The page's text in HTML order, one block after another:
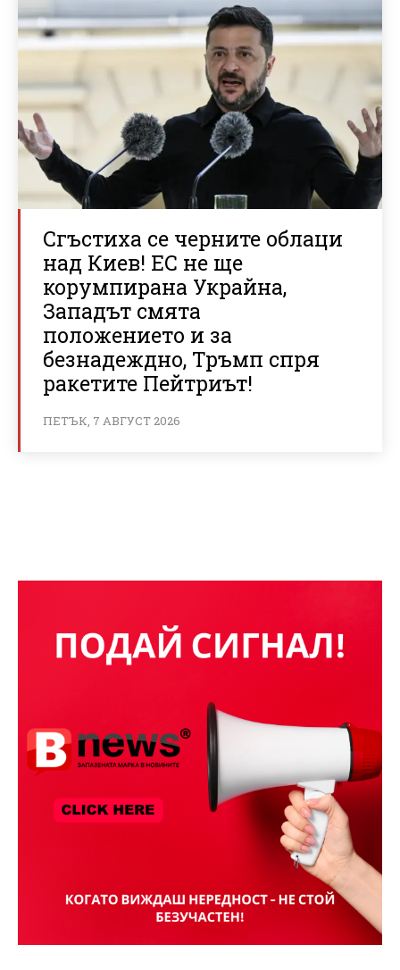
Сгъстиха се черните облаци
над Киев! ЕС не ще
корумпирана Украйна,
Западът смята
положението и за
безнадеждно, Тръмп спря
ракетите Пейтриът!
ПЕТЪК, 7 АВГУСТ 2026